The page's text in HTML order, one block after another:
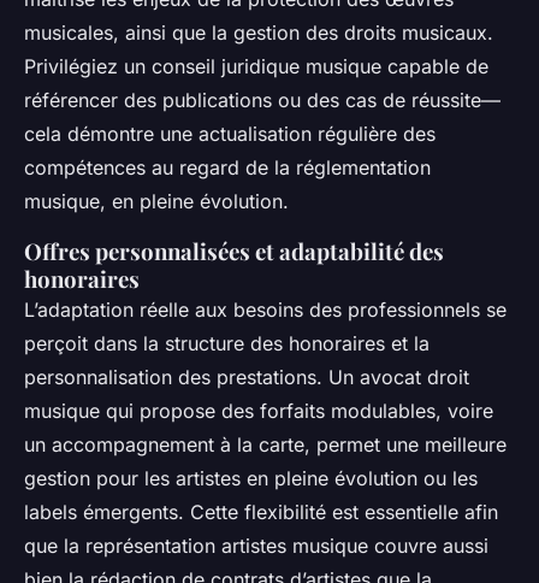
musicales, ainsi que la gestion des droits musicaux.
Privilégiez un conseil juridique musique capable de
référencer des publications ou des cas de réussite—
cela démontre une actualisation régulière des
compétences au regard de la réglementation
musique, en pleine évolution.
Offres personnalisées et adaptabilité des
honoraires
L’adaptation réelle aux besoins des professionnels se
perçoit dans la structure des honoraires et la
personnalisation des prestations. Un avocat droit
musique qui propose des forfaits modulables, voire
un accompagnement à la carte, permet une meilleure
gestion pour les artistes en pleine évolution ou les
labels émergents. Cette flexibilité est essentielle afin
que la représentation artistes musique couvre aussi